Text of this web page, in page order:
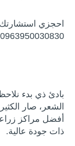
بادئ ذي بدء
الشعر، صار
أفضل مراكز
ذات جودة عالية.